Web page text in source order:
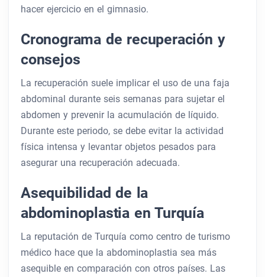
hacer ejercicio en el gimnasio.
Cronograma de recuperación y
consejos
La recuperación suele implicar el uso de una faja
abdominal durante seis semanas para sujetar el
abdomen y prevenir la acumulación de líquido.
Durante este periodo, se debe evitar la actividad
física intensa y levantar objetos pesados ​​para
asegurar una recuperación adecuada.
Asequibilidad de la
abdominoplastia en Turquía
La reputación de Turquía como centro de turismo
médico hace que la abdominoplastia sea más
asequible en comparación con otros países. Las